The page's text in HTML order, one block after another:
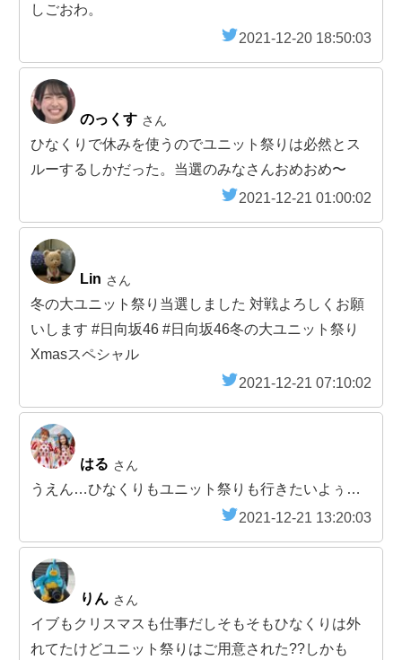
しごおわ。
2021-12-20 18:50:03
のっくす さん
ひなくりで休みを使うのでユニット祭りは必然とス
ルーするしかだった。当選のみなさんおめおめ〜
2021-12-21 01:00:02
Lin さん
冬の大ユニット祭り当選しました 対戦よろしくお願
いします #日向坂46 #日向坂46冬の大ユニット祭り
Xmasスペシャル
2021-12-21 07:10:02
はる さん
うえん…ひなくりもユニット祭りも行きたいよぅ…
2021-12-21 13:20:03
りん さん
イブもクリスマスも仕事だしそもそもひなくりは外
れてたけどユニット祭りはご用意された??しかも